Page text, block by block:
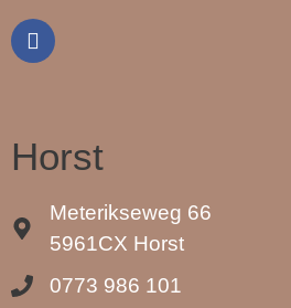
Horst
Meterikseweg 66
5961CX Horst
0773 986 101